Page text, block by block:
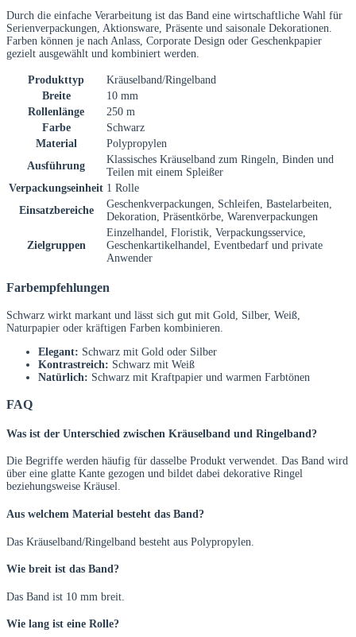
Durch die einfache Verarbeitung ist das Band eine wirtschaftliche Wahl für
Serienverpackungen, Aktionsware, Präsente und saisonale Dekorationen.
Farben können je nach Anlass, Corporate Design oder Geschenkpapier
gezielt ausgewählt und kombiniert werden.
Produkttyp
Kräuselband/Ringelband
Breite
10 mm
Rollenlänge
250 m
Farbe
Schwarz
Material
Polypropylen
Ausführung
Klassisches Kräuselband zum Ringeln, Binden und
Teilen mit einem Spleißer
Verpackungseinheit 1 Rolle
Einsatzbereiche
Geschenkverpackungen, Schleifen, Bastelarbeiten,
Dekoration, Präsentkörbe, Warenverpackungen
Zielgruppen
Einzelhandel, Floristik, Verpackungsservice,
Geschenkartikelhandel, Eventbedarf und private
Anwender
Farbempfehlungen
Schwarz wirkt markant und lässt sich gut mit Gold, Silber, Weiß,
Naturpapier oder kräftigen Farben kombinieren.
Elegant: Schwarz mit Gold oder Silber
Kontrastreich: Schwarz mit Weiß
Natürlich: Schwarz mit Kraftpapier und warmen Farbtönen
FAQ
Was ist der Unterschied zwischen Kräuselband und Ringelband?
Die Begriffe werden häufig für dasselbe Produkt verwendet. Das Band wird
über eine glatte Kante gezogen und bildet dabei dekorative Ringel
beziehungsweise Kräusel.
Aus welchem Material besteht das Band?
Das Kräuselband/Ringelband besteht aus Polypropylen.
Wie breit ist das Band?
Das Band ist 10 mm breit.
Wie lang ist eine Rolle?